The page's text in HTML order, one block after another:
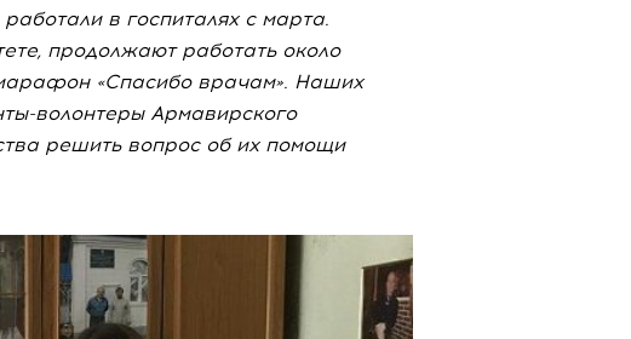
в госпиталях с марта.
продолжают работать около
«Спасибо врачам». Наших
волонтерыАрмавирского
решить вопрос об их помощи